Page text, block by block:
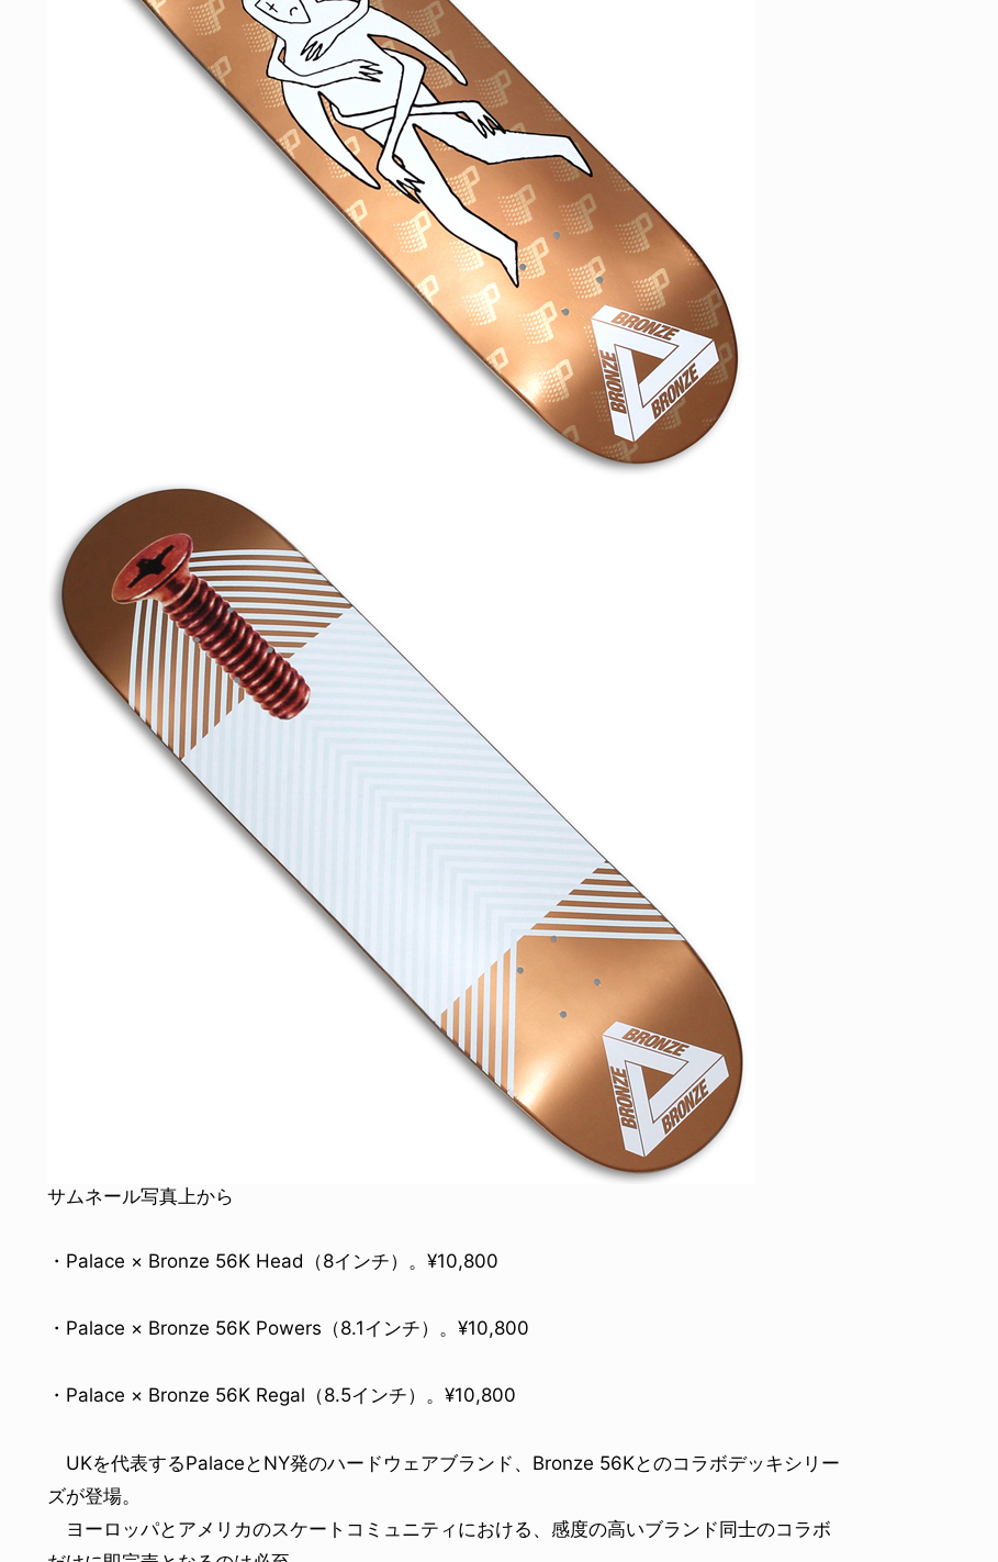
サムネール写真上から
・Palace × Bronze 56K Head（8インチ）。¥10,800
・Palace × Bronze 56K Powers（8.1インチ）。¥10,800
・Palace × Bronze 56K Regal（8.5インチ）。¥10,800
UKを代表するPalaceとNY発のハードウェアブランド、Bronze 56Kとのコラボデッキシリー
ズが登場。
ヨーロッパとアメリカのスケートコミュニティにおける、感度の高いブランド同士のコラボ